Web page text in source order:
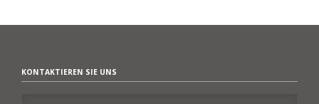
KONTAKTIEREN SIE UNS